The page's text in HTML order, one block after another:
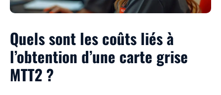
Quels sont les coûts liés à
l’obtention d’une carte grise
MTT2 ?